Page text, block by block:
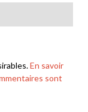
En savoir
sont